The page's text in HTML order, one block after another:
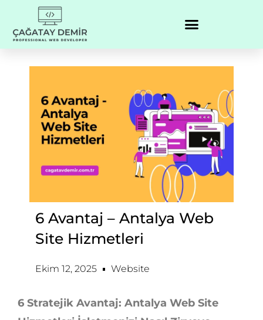
6 Avantaj – Antalya Web
Site Hizmetleri
Ekim 12, 2025 Website
6 Stratejik Avantaj: Antalya Web Site